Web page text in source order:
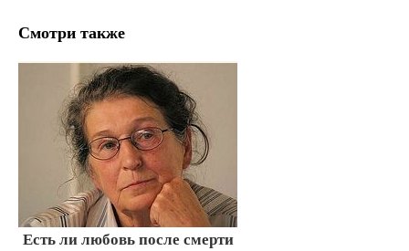
Смотри также
Есть ли любовь после смерти